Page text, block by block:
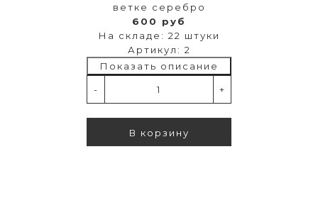
ветке серебро
600 руб
На складе: 22 штуки
Артикул: 2
Показать описание
- +
В корзину